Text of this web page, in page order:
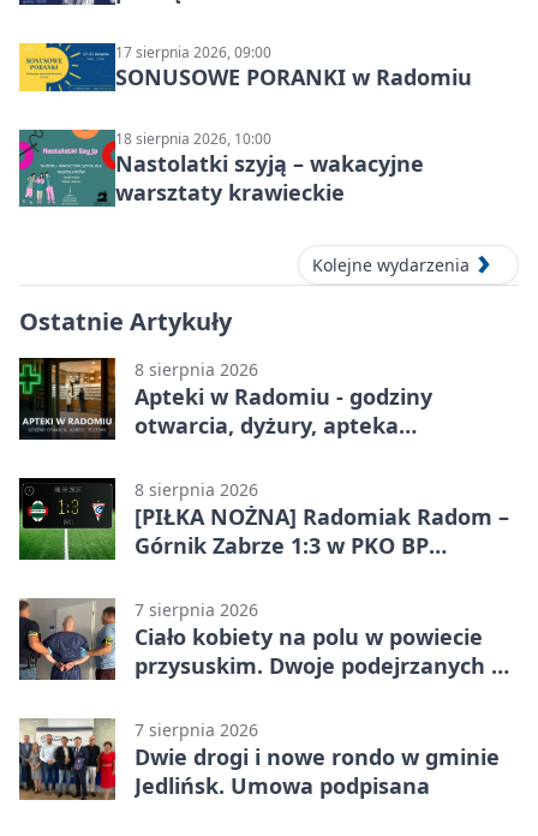
17 sierpnia 2026, 09:00
SONUSOWE PORANKI w Radomiu
18 sierpnia 2026, 10:00
Nastolatki szyją – wakacyjne
warsztaty krawieckie
Kolejne wydarzenia
Ostatnie Artykuły
8 sierpnia 2026
Apteki w Radomiu - godziny
otwarcia, dyżury, apteka
8 sierpnia 2026
[PIŁKA NOŻNA] Radomiak Radom –
Górnik Zabrze 1:3 w PKO BP
golami pogrążył gospodarzy
7 sierpnia 2026
Ciało kobiety na polu w powiecie
przysuskim. Dwoje podejrzanych w
7 sierpnia 2026
Dwie drogi i nowe rondo w gminie
Jedlińsk. Umowa podpisana